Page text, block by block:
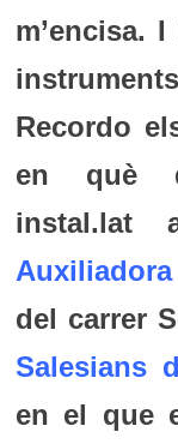
m’encisa.
Recordo
en què
instal.lat
del carrer
Salesians
en el que